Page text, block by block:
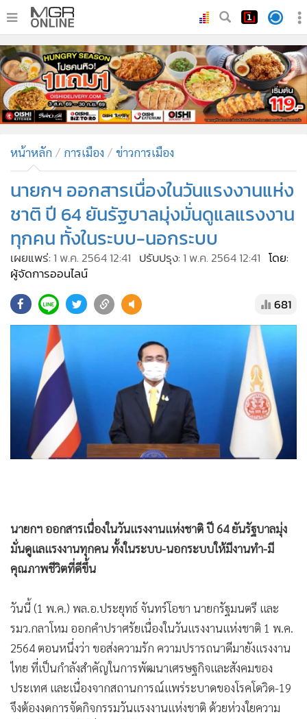
• หน้าหลัก
• ทันเหตุการณ์
• ภาคใต้
• ภูมิภาค
• บันเทิง
• คอลัมนิสต์
• ละคร
• CbizReview
• Cyber BIZ
• Good health & Well-being
• Green Innovation & SD
Management & HR
• MGR Live
• Infographic
การเมือง
ท่องเที่ยว
• กีฬา
เศรษฐกิจ-ธุรกิจ
•
• ชุมชน-คุณภาพชีวิต
• Motoring
• เกม
• วิทยาศาสตร์
• SMEs
• หุ้น
• อินโดจีน
หน้าหลัก การเมือง ข่าวการเมือง
นายกฯ ออกสารเนื่องในวันแรงงานแห่ง
ชาติ ปี 64 ยันรัฐบาลมุ่งมั่นดูแลแรงงาน
ทุกคน ทั้งในระบบ-นอกระบบ
เผยแพร่: 1 พ.ค. 2564 12:41 ปรับปรุง: 1 พ.ค. 2564 12:41 โดย:
ผู้จัดการออนไลน์
681
นายกฯ ออกสารเนื่องในวันแรงงานแห่งชาติ ปี 64 ยันรัฐบาลมุ่ง
มั่นดูแลแรงงานทุกคน ทั้งในระบบ-นอกระบบให้มีงานทำ-มี
คุณภาพชีวิตที่ดีขึ้น
วันนี้ (1 พ.ค.) พล.อ.ประยุทธ์ จันทร์โอชา นายกรัฐมนตรี และ
รมว.กลาโหม ออกคำปราศรัยเนื่องในวันแรงงานแห่งชาติ 1 พ.ค.
2564 ตอนหนึ่งว่า ขอส่งความรัก ความปรารถนาดีมายังแรงงาน
ไทย ที่เป็นกำลังสำคัญในการพัฒนาเศรษฐกิจและสังคมของ
ประเทศ และเนื่องจากสถานการณ์แพร่ระบาดของโรคโดวิด-19
จึงต้องงดการจัดกิจกรรมวันแรงงานแห่งชาติ ด้วยห่วงใยความ